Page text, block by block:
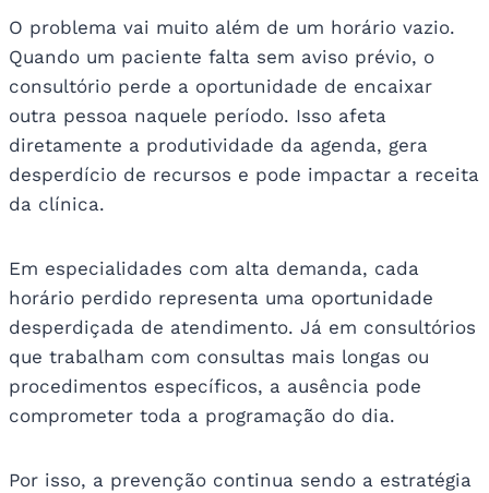
O problema vai muito além de um horário vazio.
Quando um paciente falta sem aviso prévio, o
consultório perde a oportunidade de encaixar
outra pessoa naquele período. Isso afeta
diretamente a produtividade da agenda, gera
desperdício de recursos e pode impactar a receita
da clínica.
Em especialidades com alta demanda, cada
horário perdido representa uma oportunidade
desperdiçada de atendimento. Já em consultórios
que trabalham com consultas mais longas ou
procedimentos específicos, a ausência pode
comprometer toda a programação do dia.
Por isso, a prevenção continua sendo a estratégia